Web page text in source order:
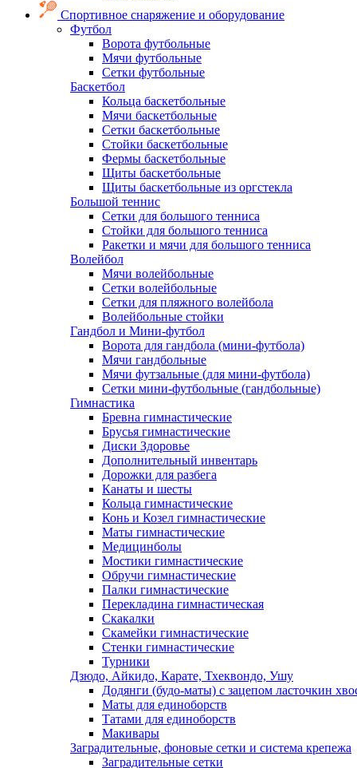
Спортивное снаряжение и оборудование
Футбол
Ворота футбольные
Мячи футбольные
Сетки футбольные
Баскетбол
Кольца баскетбольные
Мячи баскетбольные
Сетки баскетбольные
Стойки баскетбольные
Фермы баскетбольные
Щиты баскетбольные
Щиты баскетбольные из оргстекла
Большой теннис
Сетки для большого тенниса
Стойки для большого тенниса
Ракетки и мячи для большого тенниса
Волейбол
Мячи волейбольные
Сетки волейбольные
Сетки для пляжного волейбола
Волейбольные стойки
Гандбол и Мини-футбол
Ворота для гандбола (мини-футбола)
Мячи гандбольные
Мячи футзальные (для мини-футбола)
Сетки мини-футбольные (гандбольные)
Гимнастика
Бревна гимнастические
Брусья гимнастические
Диски Здоровье
Дополнительный инвентарь
Дорожки для разбега
Канаты и шесты
Кольца гимнастические
Конь и Козел гимнастические
Маты гимнастические
Медицинболы
Мостики гимнастические
Обручи гимнастические
Палки гимнастические
Перекладина гимнастическая
Скакалки
Скамейки гимнастические
Стенки гимнастические
Турники
Дзюдо, Айкидо, Карате, Тхеквондо, Ушу
Додянги (будо-маты) с зацепом ласточкин
Маты для единоборств
Татами для единоборств
Макивары
Заградительные, фоновые сетки и система крепежа
Заградительные сетки